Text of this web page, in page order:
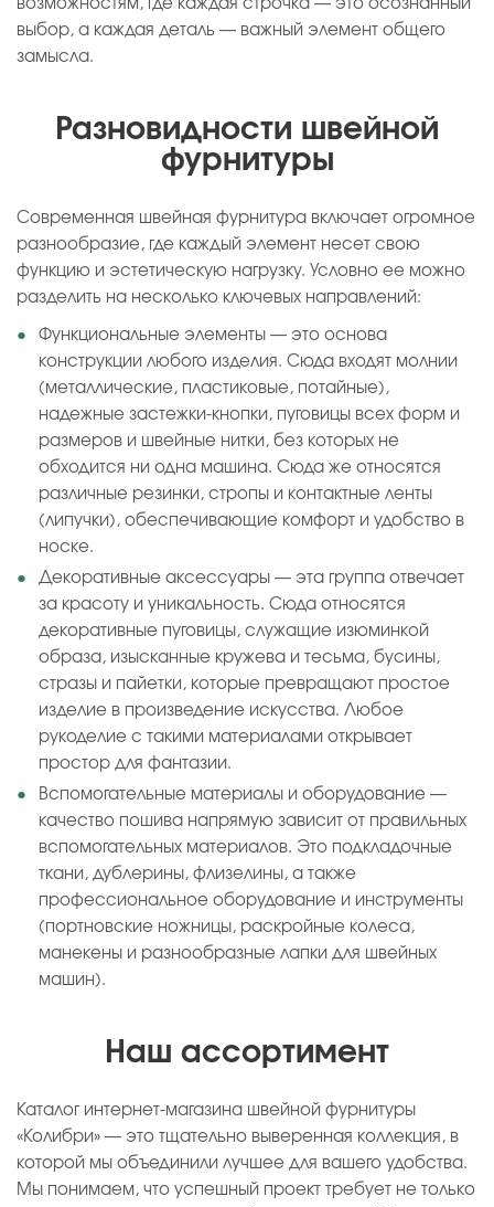
возможностям, где каждая строчка — это осознанный
выбор, а каждая деталь — важный элемент общего
замысла.
Разновидности швейной
фурнитуры
Современная швейная фурнитура включает огромное
разнообразие, где каждый элемент несет свою
функцию и эстетическую нагрузку. Условно ее можно
разделить на несколько ключевых направлений:
Функциональные элементы — это основа
конструкции любого изделия. Сюда входят молнии
(металлические, пластиковые, потайные),
надежные застежки-кнопки, пуговицы всех форм и
размеров и швейные нитки, без которых не
обходится ни одна машина. Сюда же относятся
различные резинки, стропы и контактные ленты
(липучки), обеспечивающие комфорт и удобство в
носке.
Декоративные аксессуары — эта группа отвечает
за красоту и уникальность. Сюда относятся
декоративные пуговицы, служащие изюминкой
образа, изысканные кружева и тесьма, бусины,
стразы и пайетки, которые превращают простое
изделие в произведение искусства. Любое
рукоделие с такими материалами открывает
простор для фантазии.
Вспомогательные материалы и оборудование —
качество пошива напрямую зависит от правильных
вспомогательных материалов. Это подкладочные
ткани, дублерины, флизелины, а также
профессиональное оборудование и инструменты
(портновские ножницы, раскройные колеса,
манекены и разнообразные лапки для швейных
машин).
Наш ассортимент
Каталог интернет-магазина швейной фурнитуры
«Колибри» — это тщательно выверенная коллекция, в
которой мы объединили лучшее для вашего удобства.
Мы понимаем, что успешный проект требует не только